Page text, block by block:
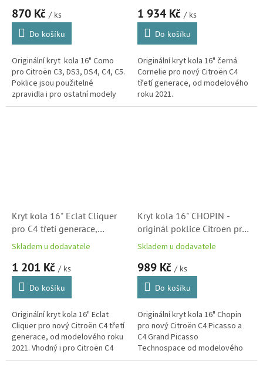
870 Kč / ks
Do košíku
Originální kryt kola 16" Como
pro Citroën C3, DS3, DS4, C4, C5.
Poklice jsou použitelné
zpravidla i pro ostatní modely
Citroën s 16" disky.
1 934 Kč / ks
Do košíku
Originální kryt kola 16" černá
Cornelie pro nový Citroën C4
třetí generace, od modelového
roku 2021.
Kryt kola 16" Eclat Cliquer
pro C4 třetí generace,
originál poklice Citroën
Skladem u dodavatele
1 201 Kč / ks
Do košíku
Originální kryt kola 16" Eclat
Cliquer pro nový Citroën C4 třetí
generace, od modelového roku
2021. Vhodný i pro Citroën C4
Picasso-C4 Spacetourer 13- a
Kryt kola 16" CHOPIN -
originál poklice Citroen pro
C4 Picasso a C4 Grand
(2013-)
Skladem u dodavatele
989 Kč / ks
Do košíku
Originální kryt kola 16" Chopin
pro nový Citroën C4 Picasso a
C4 Grand Picasso
Technospace od modelového
roku 2013.